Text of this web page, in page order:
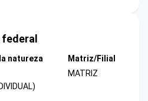
natureza
Matriz/Filial
MATRIZ